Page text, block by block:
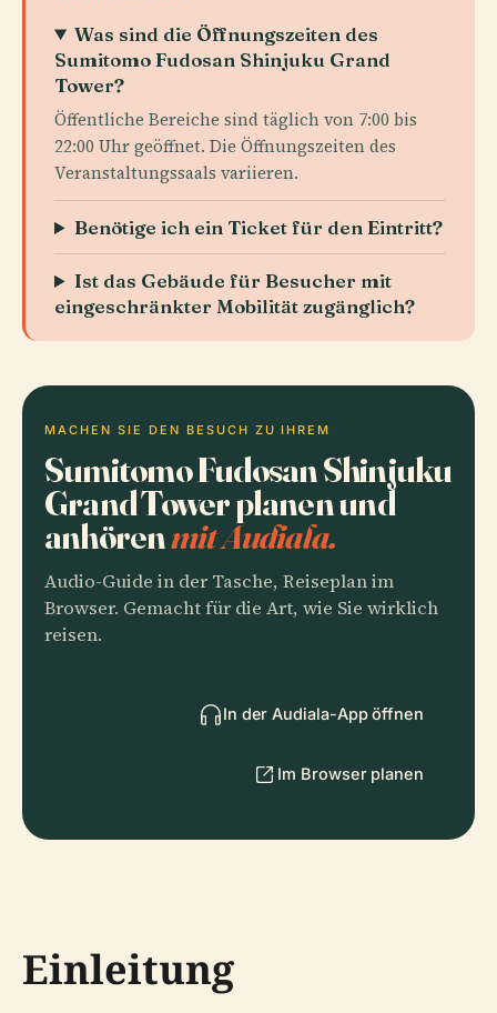
Was sind die Öffnungszeiten des
Sumitomo Fudosan Shinjuku Grand
Tower?
Öffentliche Bereiche sind täglich von 7:00 bis
22:00 Uhr geöffnet. Die Öffnungszeiten des
Veranstaltungssaals variieren.
Benötige ich ein Ticket für den Eintritt?
Ist das Gebäude für Besucher mit
eingeschränkter Mobilität zugänglich?
MACHEN SIE DEN BESUCH ZU IHREM
Sumitomo Fudosan Shinjuku
Grand Tower planen und
anhörenmit Audiala.
Audio-Guide in der Tasche, Reiseplan im
Browser. Gemacht für die Art, wie Sie wirklich
reisen.
In der Audiala-App öffnen
Im Browser planen
Einleitung